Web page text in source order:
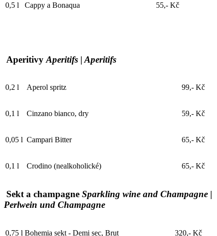
0,5 l Cappy a Bonaqua 55,- Kč
Aperitivy Aperitifs | Aperitifs
0,2 l Aperol spritz 99,- Kč
0,1 l Cinzano bianco, dry 59,- Kč
0,05 l Campari Bitter 65,- Kč
0,1 l Crodino (nealkoholické) 65,- Kč
Sekt a champagne Sparkling wine and Champagne |
Perlwein und Champagne
0,75 l Bohemia sekt - Demi sec, Brut 320,- Kč